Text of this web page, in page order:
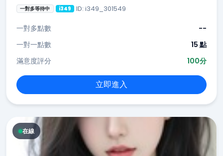
一對多等待中 i349 ID: i349_301549
一對多點數
--
一對一點數
15 點
滿意度評分
100分
立即進入
在線